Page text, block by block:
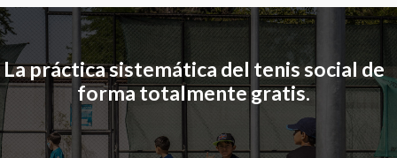
La práctica sistemática del tenis social de
forma totalmente gratis.